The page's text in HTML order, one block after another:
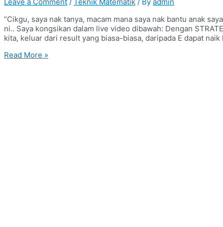
“Cikgu, saya nak tanya, macam mana saya nak bantu anak
ni.. Saya kongsikan dalam live video dibawah: Dengan
kita, keluar dari result yang biasa-biasa, daripada E dapat
Garis
Read More »